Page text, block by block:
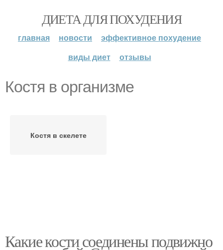
ДИЕТА ДЛЯ ПОХУДЕНИЯ
главная новости
эффективное похудение
виды диет
отзывы
Костя в организме
Костя в скелете
Какие кости соединены подвижно